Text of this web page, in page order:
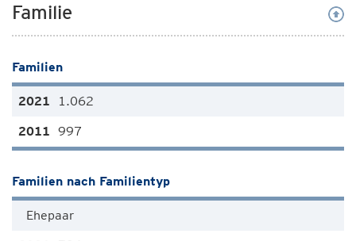
Familie
Familien
1.062
997
Familien nach Familientyp
Ehepaar